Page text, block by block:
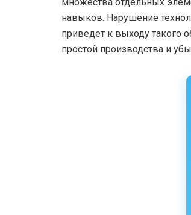
навыков. Нарушение
приведет к выходу такого
простой производства и